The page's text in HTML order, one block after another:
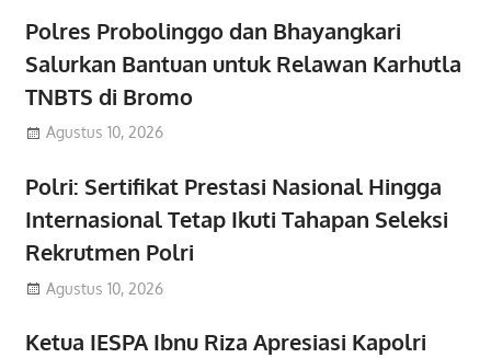
Polres Probolinggo dan Bhayangkari
Salurkan Bantuan untuk Relawan Karhutla
TNBTS di Bromo
Agustus 10, 2026
Polri: Sertifikat Prestasi Nasional Hingga
Internasional Tetap Ikuti Tahapan Seleksi
Rekrutmen Polri
Agustus 10, 2026
Ketua IESPA Ibnu Riza Apresiasi Kapolri